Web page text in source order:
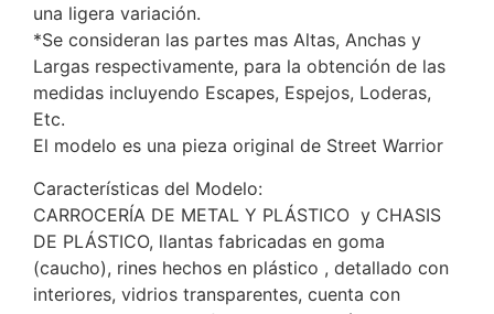
una ligera variación.
*Se consideran las partes mas Altas, Anchas y
Largas respectivamente, para la obtención de las
medidas incluyendo Escapes, Espejos, Loderas,
Etc.
El modelo es una pieza original de Street Warrior
Características del Modelo:
CARROCERÍA DE METAL Y PLÁSTICO y CHASIS
DE PLÁSTICO, llantas fabricadas en goma
(caucho), rines hechos en plástico , detallado con
interiores, vidrios transparentes, cuenta con